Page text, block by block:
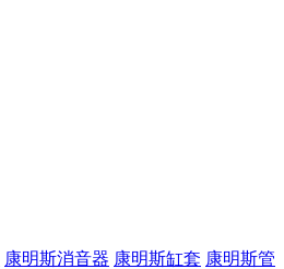
康明斯消音器 康明斯缸套 康明斯管